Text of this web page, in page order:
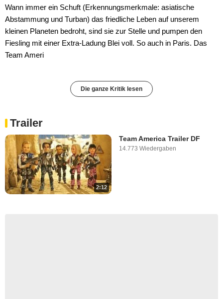
Wann immer ein Schuft (Erkennungsmerkmale: asiatische
Abstammung und Turban) das friedliche Leben auf unserem
kleinen Planeten bedroht, sind sie zur Stelle und pumpen den
Fiesling mit einer Extra-Ladung Blei voll. So auch in Paris. Das
Team Ameri
Die ganze Kritik lesen
Trailer
2:12
Team America Trailer DF
14.773 Wiedergaben